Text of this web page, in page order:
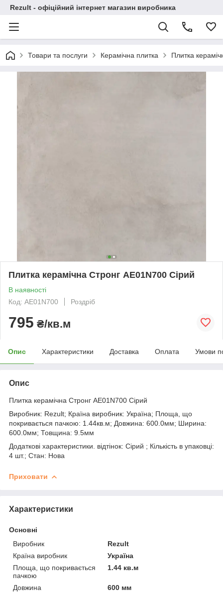
Rezult - офіційний інтернет магазин виробника
Товари та послуги Керамічна плитка Плитка
Плитка керамічна Стронг АЕ01N700 Сірий
В наявності
Код: АЕ01N700
Роздріб
795 ₴/кв.м
Опис Характеристики Доставка Оплата Умови
Опис
Плитка керамічна Стронг АЕ01N700 Сірий
Виробник: Rezult; Країна виробник: Україна; Площа, що
покривається пачкою: 1.44кв.м; Довжина: 600.0мм; Ширина:
600.0мм; Товщина: 9.5мм
Додаткові характеристики. відтінок: Сірий ; Кількість в упаковці:
4 шт.; Стан: Нова
Приховати
Характеристики
Основні
Виробник
Rezult
Країна виробник
Україна
Площа, що покривається
пачкою
1.44 кв.м
Довжина
600 мм